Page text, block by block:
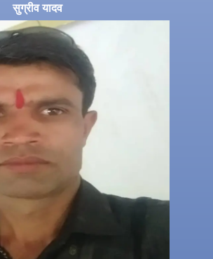
सुग्रीव यादव